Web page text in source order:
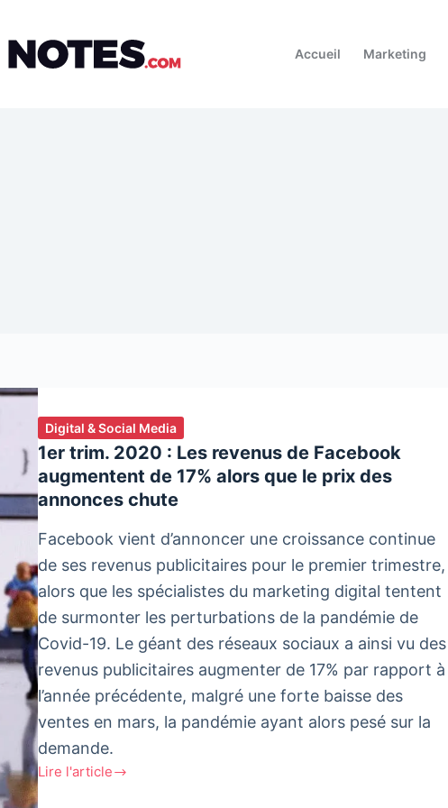
Accueil Marketing
Digital & Social Media
1er trim. 2020 : Les revenus de Facebook
augmentent de 17% alors que le prix des
annonces chute
Facebook vient d’annoncer une croissance continue
de ses revenus publicitaires pour le premier trimestre,
alors que les spécialistes du marketing digital tentent
de surmonter les perturbations de la pandémie de
Covid-19. Le géant des réseaux sociaux a ainsi vu des
revenus publicitaires augmenter de 17% par rapport à
l’année précédente, malgré une forte baisse des
ventes en mars, la pandémie ayant alors pesé sur la
demande.
Lire l'article
1er
trim.